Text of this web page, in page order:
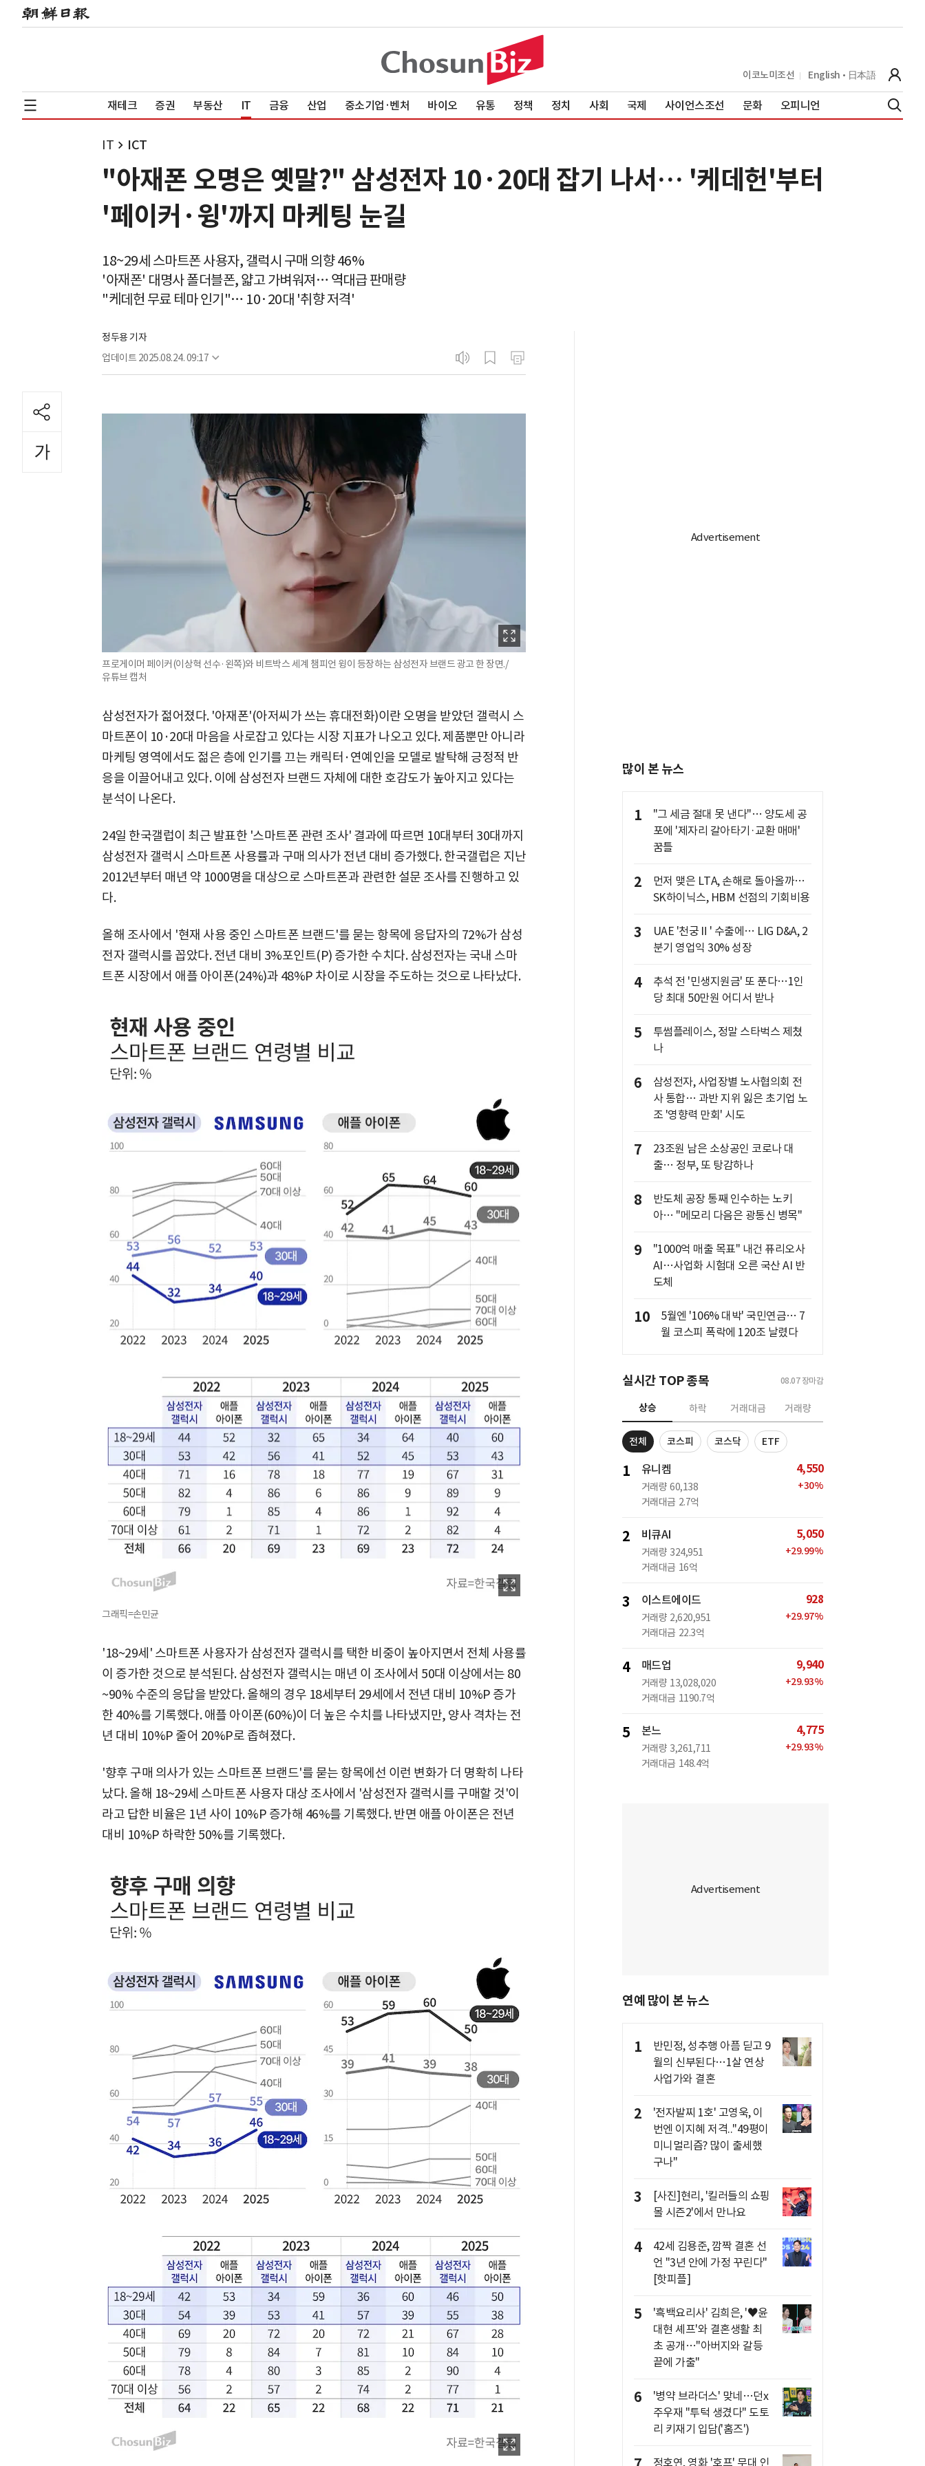
이코노미조선 English 日本語
재테크 증권 부동산 IT 금융 산업 중소기업·벤처 바이오 유통 정책 정치 사회 국제 사이언스조선 문화 오피니언
IT ICT
"아재폰 오명은 옛말?" 삼성전자 10·20대 잡기 나서… '케데헌'부터
'페이커·윙'까지 마케팅 눈길
18~29세 스마트폰 사용자, 갤럭시 구매 의향 46%
'아재폰' 대명사 폴더블폰, 얇고 가벼워져… 역대급 판매량
"케데헌 무료 테마 인기"… 10·20대 '취향 저격'
정두용 기자
업데이트 2025.08.24. 09:17
프로게이머 페이커(이상혁 선수·왼쪽)와 비트박스 세계 챔피언 윙이 등장하는 삼성전자 브랜드 광고 한 장면./
유튜브 캡처
삼성전자가 젊어졌다. '아재폰'(아저씨가 쓰는 휴대전화)이란 오명을 받았던 갤럭시 스
마트폰이 10·20대 마음을 사로잡고 있다는 시장 지표가 나오고 있다. 제품뿐만 아니라
마케팅 영역에서도 젊은 층에 인기를 끄는 캐릭터·연예인을 모델로 발탁해 긍정적 반
응을 이끌어내고 있다. 이에 삼성전자 브랜드 자체에 대한 호감도가 높아지고 있다는
분석이 나온다.
24일 한국갤럽이 최근 발표한 '스마트폰 관련 조사' 결과에 따르면 10대부터 30대까지
삼성전자 갤럭시 스마트폰 사용률과 구매 의사가 전년 대비 증가했다. 한국갤럽은 지난
2012년부터 매년 약 1000명을 대상으로 스마트폰과 관련한 설문 조사를 진행하고 있
다.
올해 조사에서 '현재 사용 중인 스마트폰 브랜드'를 묻는 항목에 응답자의 72%가 삼성
전자 갤럭시를 꼽았다. 전년 대비 3%포인트(P) 증가한 수치다. 삼성전자는 국내 스마
트폰 시장에서 애플 아이폰(24%)과 48%P 차이로 시장을 주도하는 것으로 나타났다.
그래픽=손민균
'18~29세' 스마트폰 사용자가 삼성전자 갤럭시를 택한 비중이 높아지면서 전체 사용률
이 증가한 것으로 분석된다. 삼성전자 갤럭시는 매년 이 조사에서 50대 이상에서는 80
~90% 수준의 응답을 받았다. 올해의 경우 18세부터 29세에서 전년 대비 10%P 증가
한 40%를 기록했다. 애플 아이폰(60%)이 더 높은 수치를 나타냈지만, 양사 격차는 전
년 대비 10%P 줄어 20%P로 좁혀졌다.
'향후 구매 의사가 있는 스마트폰 브랜드'를 묻는 항목에선 이런 변화가 더 명확히 나타
났다. 올해 18~29세 스마트폰 사용자 대상 조사에서 '삼성전자 갤럭시를 구매할 것'이
라고 답한 비율은 1년 사이 10%P 증가해 46%를 기록했다. 반면 애플 아이폰은 전년
대비 10%P 하락한 50%를 기록했다.
많이 본 뉴스
1
"그 세금 절대 못 낸다"… 양도세 공
포에 '제자리 갈아타기·교환 매매'
꿈틀
2
먼저 맺은 LTA, 손해로 돌아올까…
SK하이닉스, HBM 선점의 기회비용
3
UAE '천궁Ⅱ' 수출에… LIG D&A, 2
분기 영업익 30% 성장
4
추석 전 '민생지원금' 또 푼다…1인
당 최대 50만원 어디서 받나
5
투썸플레이스, 정말 스타벅스 제쳤
나
6
삼성전자, 사업장별 노사협의회 전
사 통합… 과반 지위 잃은 초기업 노
조 '영향력 만회' 시도
7
23조원 남은 소상공인 코로나 대
출… 정부, 또 탕감하나
8
반도체 공장 통째 인수하는 노키
아… "메모리 다음은 광통신 병목"
9
"1000억 매출 목표" 내건 퓨리오사
AI…사업화 시험대 오른 국산 AI 반
도체
10
5월엔 '106% 대박' 국민연금… 7
월 코스피 폭락에 120조 날렸다
실시간 TOP 종목 08.07 장마감
상승 하락 거래대금 거래량
전체 코스피 코스닥 ETF
1 유니켐
거래량 60,138
거래대금 2.7억
4,550
+30%
2 비큐AI
거래량 324,951
거래대금 16억
5,050
+29.99%
3 이스트에이드
거래량 2,620,951
거래대금 22.3억
928
+29.97%
4 매드업
거래량 13,028,020
거래대금 1190.7억
9,940
+29.93%
5 본느
거래량 3,261,711
거래대금 148.4억
4,775
+29.93%
연예 많이 본 뉴스
1
반민정, 성추행 아픔 딛고 9
월의 신부된다…1살 연상
사업가와 결혼
2
'전자발찌 1호' 고영욱, 이
번엔 이지혜 저격.."49평이
미니멀리즘? 많이 출세했
구나"
3
[사진]현리, '킬러들의 쇼핑
몰 시즌2'에서 만나요
4
42세 김용준, 깜짝 결혼 선
언 "3년 안에 가정 꾸린다"
[핫피플]
5
'흑백요리사' 김희은, '♥윤
대현 셰프'와 결혼생활 최
초 공개…"아버지와 갈등
끝에 가출"
6
'병약 브라더스' 맞네…던x
주우재 "투턱 생겼다" 도토
리 키재기 입담('홈즈')
정호연, 영화 '호프' 무대 인